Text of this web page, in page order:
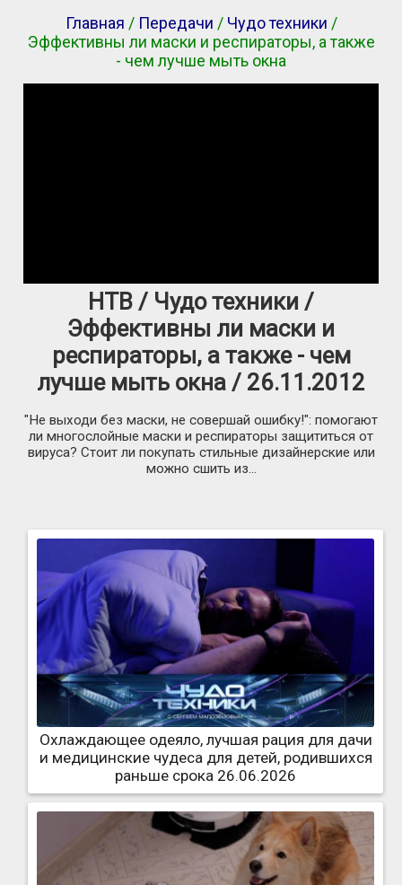
Главная / Передачи / Чудо техники /
Эффективны ли маски и респираторы, а также
- чем лучше мыть окна
НТВ / Чудо техники /
Эффективны ли маски и
респираторы, а также - чем
лучше мыть окна / 26.11.2012
"Не выходи без маски, не совершай ошибку!": помогают
ли многослойные маски и респираторы защититься от
вируса? Стоит ли покупать стильные дизайнерские или
можно сшить из...
Охлаждающее одеяло, лучшая рация для дачи
и медицинские чудеса для детей, родившихся
раньше срока 26.06.2026